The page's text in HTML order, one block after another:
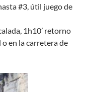
#3, útil juego de
1h10’ retorno
en la carretera de